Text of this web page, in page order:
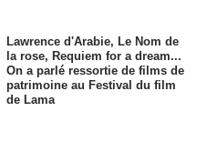
Lawrence d'Arabie, Le Nom de
la rose, Requiem for a dream...
On a parlé ressortie de films de
patrimoine au Festival du film
de Lama